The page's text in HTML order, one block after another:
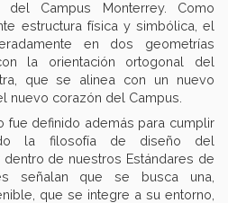
del Campus Monterrey. Como
estructura física y simbólica, el
en dos geometrías
la orientación ortogonal del
que se alinea con un nuevo
nuevo corazón del Campus.
fue definido además para cumplir
la filosofía de diseño del
de nuestros Estándares de
señalan que se busca una,
que se integre a su entorno,